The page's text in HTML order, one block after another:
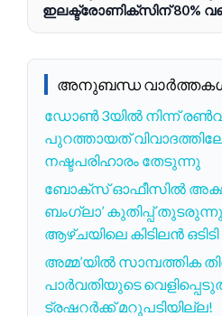
ഇലക്ട്രോണിക്‌സിന് 80%
അനുബന്ധ
ഡോൺ 3യിൽ നിന്ന്
പുറത്തായത്
നഷ്ടപരിഹാരം തേടുന്നു
ബോക്‌സ് ഓഫീസിൽ അക്ഷയ്
ബംഗ്ലാ’ കുതിപ്പ്
ആഴ്ചയിലെ കിടിലൻ
അമ്മ’യിൽ സാമ്പത്തിക
പാർവതിയുടെ
ട്രഷറർക്ക് മറുപടിയില്ല!